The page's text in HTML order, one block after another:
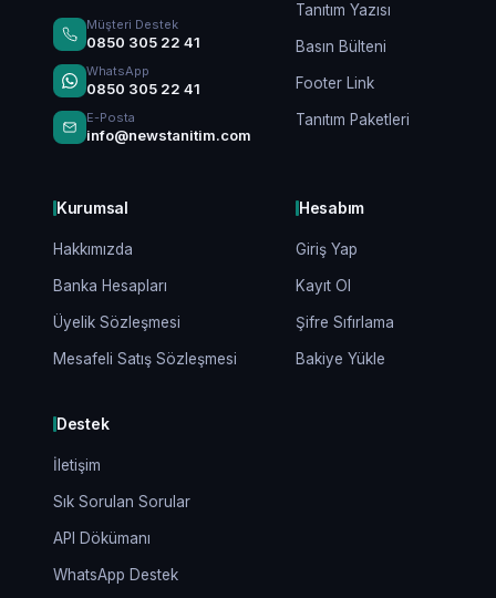
Müşteri Destek
0850 305 22 41
WhatsApp
0850 305 22 41
E-Posta
info@newstanitim.com
Tanıtım Yazısı
Basın Bülteni
Footer Link
Tanıtım Paketleri
Kurumsal
Hakkımızda
Banka Hesapları
Üyelik Sözleşmesi
Mesafeli Satış Sözleşmesi
Hesabım
Giriş Yap
Kayıt Ol
Şifre Sıfırlama
Bakiye Yükle
Destek
İletişim
Sık Sorulan Sorular
API Dökümanı
WhatsApp Destek